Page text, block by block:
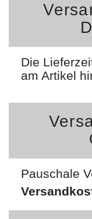
Die
am Artikel
Pauschale